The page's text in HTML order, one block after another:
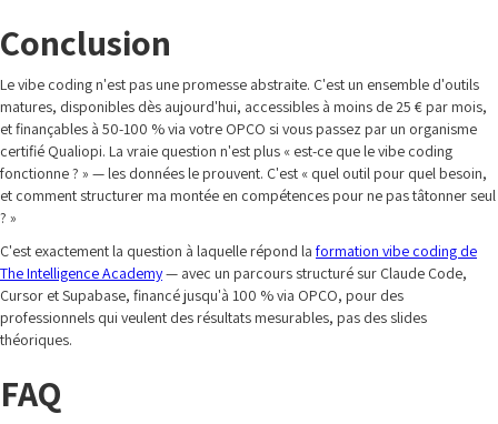
Conclusion
Le vibe coding n'est pas une promesse abstraite. C'est un ensemble d'outils
matures, disponibles dès aujourd'hui, accessibles à moins de 25 € par mois,
et finançables à 50-100 % via votre OPCO si vous passez par un organisme
certifié Qualiopi. La vraie question n'est plus « est-ce que le vibe coding
fonctionne ? » — les données le prouvent. C'est « quel outil pour quel besoin,
et comment structurer ma montée en compétences pour ne pas tâtonner seul
? »
C'est exactement la question à laquelle répond la formation vibe coding de
The Intelligence Academy— avec un parcours structuré sur Claude Code,
Cursor et Supabase, financé jusqu'à 100 % via OPCO, pour des
professionnels qui veulent des résultats mesurables, pas des slides
théoriques.
FAQ